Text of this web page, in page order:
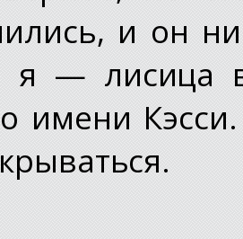
и он
я — лисица
имени